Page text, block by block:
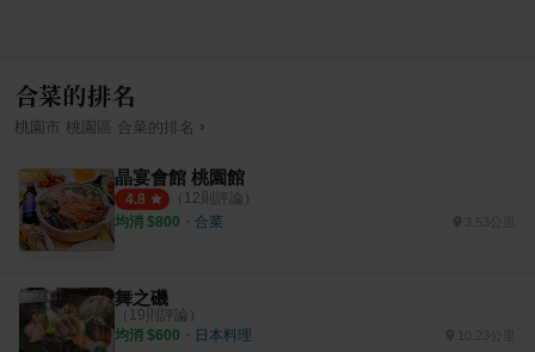
合菜的排名
桃園市 桃園區 合菜 的排名 ›
晶宴會館 桃園館
4.8 （ 12則評論）
均消 $800 ・ 合菜 3.53公里
舞之磯
（ 19則評論）
均消 $600 ・ 日本料理